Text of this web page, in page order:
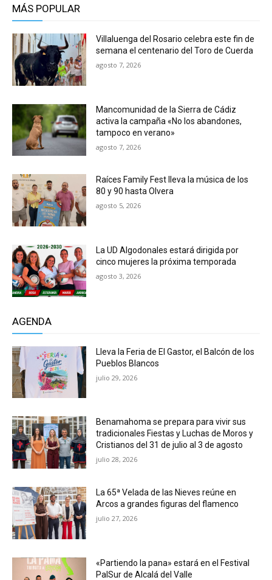
MÁS POPULAR
Villaluenga del Rosario celebra este fin de
semana el centenario del Toro de Cuerda
agosto 7, 2026
Mancomunidad de la Sierra de Cádiz
activa la campaña «No los abandones,
tampoco en verano»
agosto 7, 2026
Raíces Family Fest lleva la música de los
80 y 90 hasta Olvera
agosto 5, 2026
La UD Algodonales estará dirigida por
cinco mujeres la próxima temporada
agosto 3, 2026
AGENDA
Lleva la Feria de El Gastor, el Balcón de los
Pueblos Blancos
julio 29, 2026
Benamahoma se prepara para vivir sus
tradicionales Fiestas y Luchas de Moros y
Cristianos del 31 de julio al 3 de agosto
julio 28, 2026
La 65ª Velada de las Nieves reúne en
Arcos a grandes figuras del flamenco
julio 27, 2026
«Partiendo la pana» estará en el Festival
PalSur de Alcalá del Valle